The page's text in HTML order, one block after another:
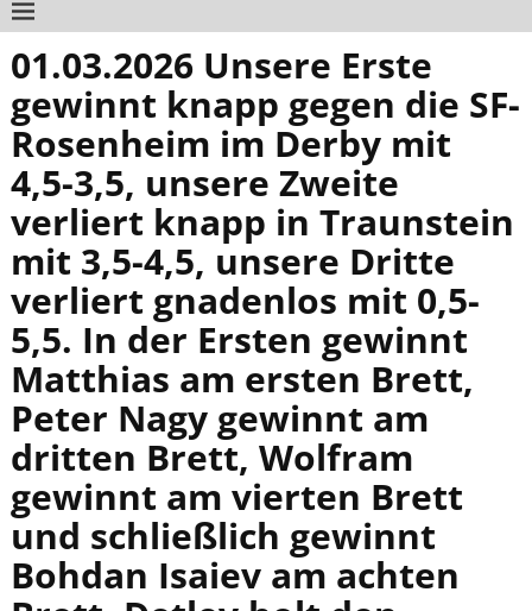
01.03.2026 Unsere Erste
gewinnt knapp gegen die SF-
Rosenheim im Derby mit
4,5-3,5, unsere Zweite
verliert knapp in Traunstein
mit 3,5-4,5, unsere Dritte
verliert gnadenlos mit 0,5-
5,5. In der Ersten gewinnt
Matthias am ersten Brett,
Peter Nagy gewinnt am
dritten Brett, Wolfram
gewinnt am vierten Brett
und schließlich gewinnt
Bohdan Isaiev am achten